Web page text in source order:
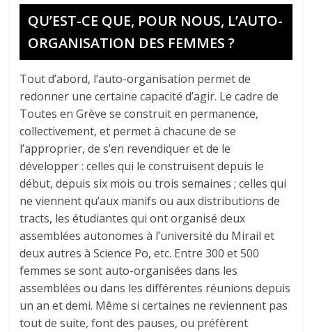
QU’EST-CE QUE, POUR NOUS, L’AUTO-
ORGANISATION DES FEMMES ?
Tout d’abord, l’auto-organisation permet de
redonner une certaine capacité d’agir. Le cadre de
Toutes en Grève se construit en permanence,
collectivement, et permet à chacune de se
l’approprier, de s’en revendiquer et de le
développer : celles qui le construisent depuis le
début, depuis six mois ou trois semaines ; celles qui
ne viennent qu’aux manifs ou aux distributions de
tracts, les étudiantes qui ont organisé deux
assemblées autonomes à l’université du Mirail et
deux autres à Science Po, etc. Entre 300 et 500
femmes se sont auto-organisées dans les
assemblées ou dans les différentes réunions depuis
un an et demi. Même si certaines ne reviennent pas
tout de suite, font des pauses, ou préfèrent